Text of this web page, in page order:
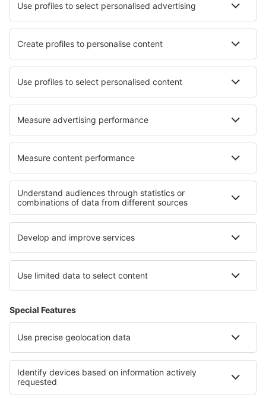
Cele mai bune hoteluri - orașe
Hoteluri în Paulino Neves Hoteluri în Ebeleben
Hoteluri în Cleveland Heights Hoteluri în Ban Plai Laem
Hoteluri în Palleja Hoteluri în Moose Pass
Cele mai bune hoteluri - regiuni
Hoteluri în Bodrum Hoteluri în Turcia
Hoteluri in Regiunea Antalya Hoteluri pe Coasta Mării Negre
Hoteluri in Datça Peninsula
Hoteluri în Serbia Hoteluri in Saxonia Inferioară